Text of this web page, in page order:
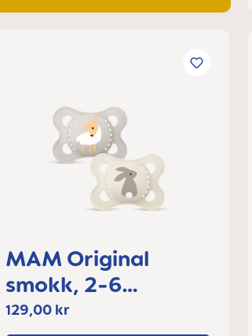
MAM Original
smokk, 2-6
måneder
129,00 kr